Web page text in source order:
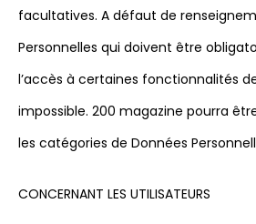
facultatives. A défaut de
Personnelles qui doivent être
l’accès à certaines fonctionnalités
impossible. 200 magazine pourra
les catégories de Données
CONCERNANT LES UTILISATEURS